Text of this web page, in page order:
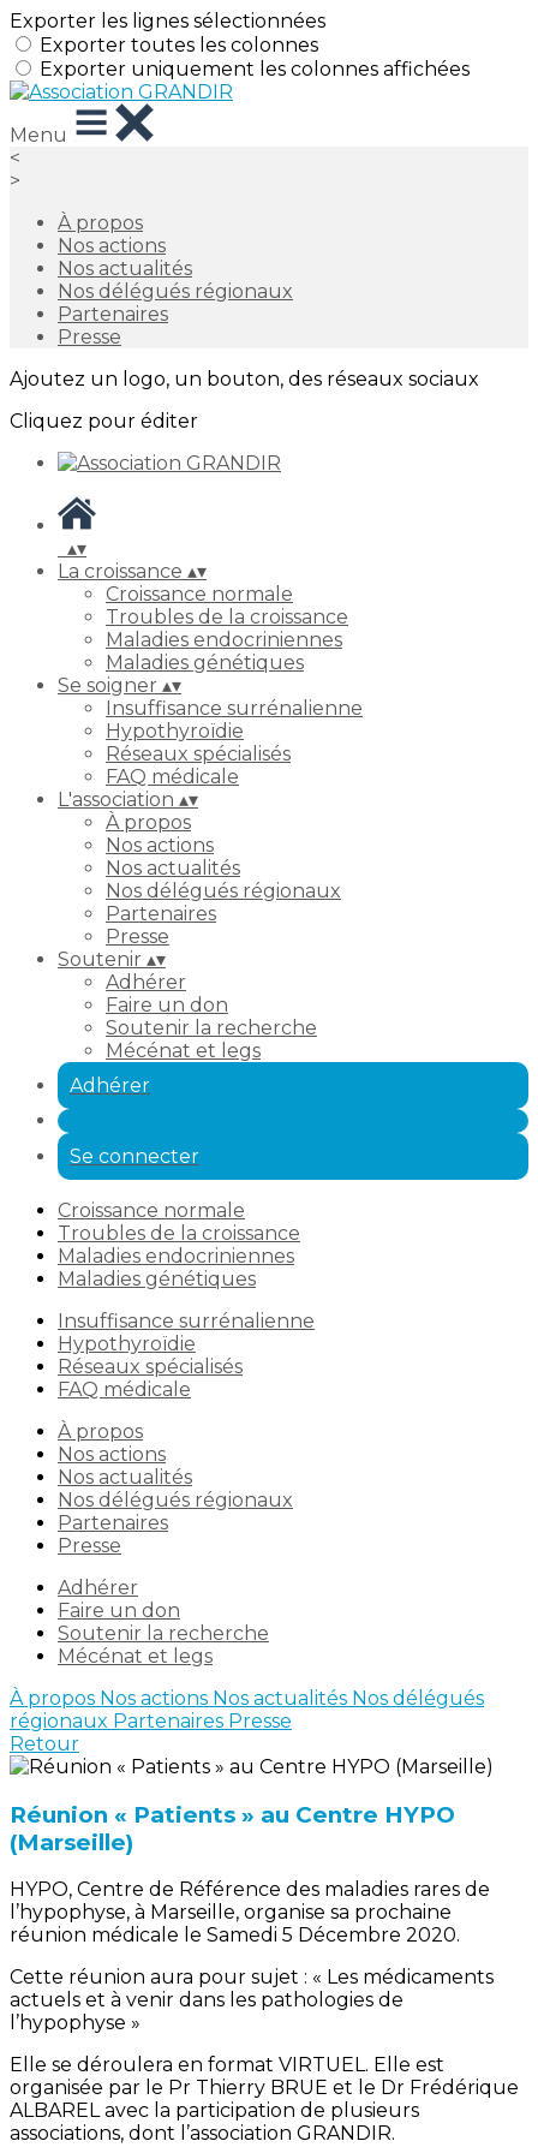
Exporter les lignes sélectionnées
Exporter toutes les colonnes
Exporter uniquement les colonnes affichées
Menu
<
>
À propos
Nos actions
Nos actualités
Nos délégués régionaux
Partenaires
Presse
Ajoutez un logo, un bouton, des réseaux sociaux
Cliquez pour éditer
▴▾
La croissance ▴▾
Croissance normale
Troubles de la croissance
Maladies endocriniennes
Maladies génétiques
Se soigner ▴▾
Insuffisance surrénalienne
Hypothyroïdie
Réseaux spécialisés
FAQ médicale
L'association ▴▾
À propos
Nos actions
Nos actualités
Nos délégués régionaux
Partenaires
Presse
Soutenir ▴▾
Adhérer
Faire un don
Soutenir la recherche
Mécénat et legs
Adhérer
Se connecter
Croissance normale
Troubles de la croissance
Maladies endocriniennes
Maladies génétiques
Insuffisance surrénalienne
Hypothyroïdie
Réseaux spécialisés
FAQ médicale
À propos
Nos actions
Nos actualités
Nos délégués régionaux
Partenaires
Presse
Adhérer
Faire un don
Soutenir la recherche
Mécénat et legs
À propos Nos actions Nos actualités Nos délégués
régionaux Partenaires Presse
Retour
Réunion « Patients » au Centre HYPO
(Marseille)
HYPO, Centre de Référence des maladies rares de
l’hypophyse, à Marseille, organise sa prochaine
réunion médicale le Samedi 5 Décembre 2020.
Cette réunion aura pour sujet : « Les médicaments
actuels et à venir dans les pathologies de
l’hypophyse »
Elle se déroulera en format VIRTUEL. Elle est
organisée par le Pr Thierry BRUE et le Dr Frédérique
ALBAREL avec la participation de plusieurs
associations, dont l’association GRANDIR.